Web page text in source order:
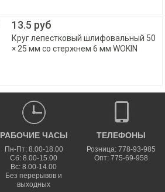
13.5 руб
Круг лепестковый шлифовальный 50
× 25 мм со стержнем 6 мм WOKIN
РАБОЧИЕ ЧАСЫ
Пн-Пт: 8.00-18.00
Сб: 8.00-15.00
Вс: 8.00-14.00
Без перерывов и
выходных
ТЕЛЕФОНЫ
Розница: 778-93-985
Опт: 775-69-958